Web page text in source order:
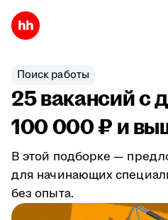
Поиск работы
25 вакансий с
100 000 ₽ и
В этой подборке —
для начинающих
без опыта.